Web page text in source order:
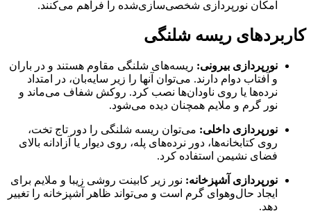
امکان نورپردازی شخصی‌سازی‌شده را فراهم می‌کنند.
کاربردهای ریسه شلنگی
نورپردازی بیرونی: ریسه‌های شلنگی مقاوم هستند و در باران
و آفتاب دوام دارند. می‌توان آنها را زیر سایه‌بان، در امتداد
نرده‌ها یا روی ناودان‌ها نصب کرد. روکش شفاف می‌ماند و
نور گرم و ملایم همچنان دیده می‌شود.
نورپردازی داخلی: می‌توان ریسه شلنگی را دور تاج تخت،
روی کتابخانه‌ها، دور نرده‌های پله، روی دیوار یا آزادانه بالای
فضای نشیمن استفاده کرد.
نورپردازی آشپزخانه: نور زیر کابینت روشی زیبا و ملایم برای
ایجاد حال‌وهوای گرم است و می‌تواند ظاهر آشپزخانه را تغییر
دهد.